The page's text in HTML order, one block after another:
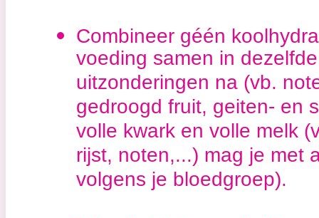
Combineer géén
voeding samen in
uitzonderingen na (vb.
gedroogd fruit, geiten- en
volle kwark en volle melk
rijst, noten,...) mag je met
volgens je bloedgroep).